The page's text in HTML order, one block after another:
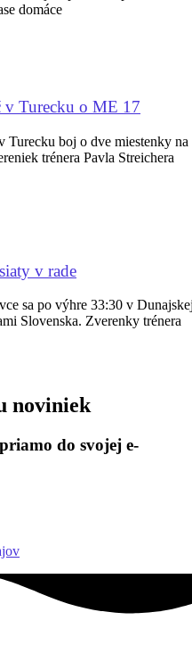
domáce
Turecku o ME 17
Turecku boj o dve miestenky na
trénera Pavla Streichera
v rade
sa po výhre 33:30 v
Slovenska. Zverenky trénera
noviniek
do svojej e-